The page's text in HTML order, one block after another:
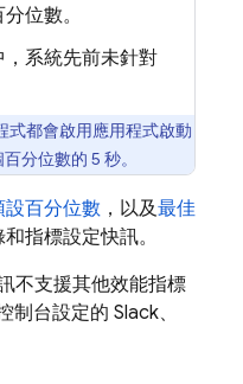
位數。
系統先前未針對
式都會啟用應用程式啟動
分位數的 5 秒。
設百分位數 ，以及最佳
指標設定快訊。
不支援其他效能指標
台設定的 Slack、